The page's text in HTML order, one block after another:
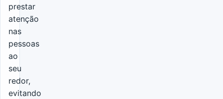
prestar
atenção
nas
pessoas
ao
seu
redor,
evitando